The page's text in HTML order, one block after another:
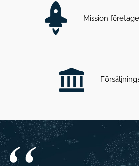
Mission